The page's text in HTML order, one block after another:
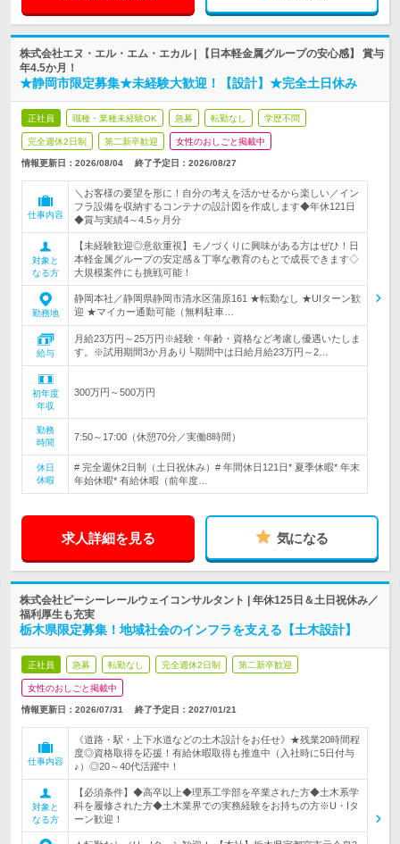
株式会社エヌ・エル・エム・エカル | 【日本軽金属グループの安心感】 賞与
年4.5か月！
★静岡市限定募集★未経験大歓迎！【設計】★完全土日休み
正社員 職種・業種未経験OK 急募 転勤なし 学歴不問
完全週休2日制 第二新卒歓迎 女性のおしごと掲載中
情報更新日：2026/08/04 終了予定日： 2026/08/27
仕事内容
＼お客様の要望を形に！自分の考えを活かせるから楽しい／イン
フラ設備を収納するコンテナの設計図を作成します◆年休121日
◆賞与実績4～4.5ヶ月分
対象と
なる方
【未経験歓迎◎意欲重視】モノづくりに興味がある方はぜひ！日
本軽金属グループの安定感＆丁寧な教育のもとで成長できます◇
大規模案件にも挑戦可能！
勤務地
静岡本社／静岡県静岡市清水区蒲原161 ★転勤なし ★UIターン歓
迎 ★マイカー通勤可能（無料駐車…
給与
月給23万円～25万円※経験・年齢・資格など考慮し優遇いたしま
す。※試用期間3か月あり└期間中は日給月給23万円～2…
初年度
年収
300万円～500万円
勤務
時間
7:50～17:00（休憩70分／実働8時間）
休日
休暇
# 完全週休2日制（土日祝休み）# 年間休日121日* 夏季休暇* 年末
年始休暇* 有給休暇（前年度…
求人詳細を見る 気になる
株式会社ピーシーレールウェイコンサルタント | 年休125日＆土日祝休み／
福利厚生も充実
栃木県限定募集！地域社会のインフラを支える【土木設計】
正社員 急募 転勤なし 完全週休2日制 第二新卒歓迎
女性のおしごと掲載中
情報更新日：2026/07/31 終了予定日： 2027/01/21
仕事内容
《道路・駅・上下水道などの土木設計をお任せ》★残業20時間程
度◎資格取得を応援！有給休暇取得も推進中（入社時に5日付与
♪）◎20～40代活躍中！
対象と
なる方
【必須条件】◆高卒以上◆理系工学部を卒業された方◆土木系学
科を履修された方◆土木業界での実務経験をお持ちの方※U・Iタ
ーン歓迎！